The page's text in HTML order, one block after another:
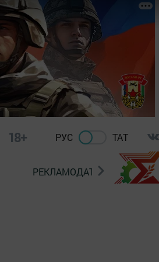
18+ РУС ТАТ
РЕКЛАМОДАТЕЛЯМ